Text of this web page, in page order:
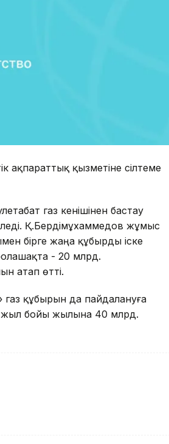
ақпараттық қызметіне сілтеме
газ кенішінен бастау
Қ.Бердімұхаммедов жұмыс
бірге жаңа құбырды іске
- 20 млрд.
атап өтті.
құбырын да пайдалануға
жыл бойы жылына 40 млрд.